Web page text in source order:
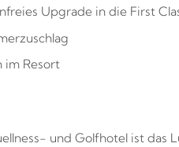
Upgrade in die First
im Resort
und Golfhotel ist das